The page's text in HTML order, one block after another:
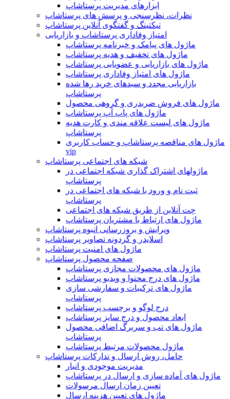
ابزارهای مدیریت پرستاشاپ
نظرات، نظرسنجی و پرسش های پرستاشاپ
تیکتینگ و گفتگوی آنلاین پرستاشاپ
امتیاز وفاداری پرستاشاپ و بازاریابی
ماژول های پیامک و خبرنامه پرستاشاپ
ماژول های تخفیف و هدیه پرستاشاپ
ماژول های بازاریابی و عضویابی پرستاشاپ
ماژول های امتیاز وفاداری پرستاشاپ
بازاریابی مجدد و سبدهای خرید رها شده
پرستاشاپ
ماژول های فروش ضربدری و گروهی محصول
ماژول های پاپ آپ پرستاشاپ
ماژول های لیست علاقه مندی و کارت هدیه
پرستاشاپ
ماژول های مناقصه پرستاشاپ و حساب کاربری
vip
شبکه های اجتماعی پرستاشاپ
ماژولهای اشتراک‌ گذاری شبکه اجتماعی در
پرستاشاپ
ثبت نام و ورود با شبکه های اجتماعی در
پرستاشاپ
چت آنلاین از طریق شبکه های اجتماعی
ماژول های ارتباط با مشتریان پرستاشاپ
ویرایش و بروزرسانی انبوه پرستاشاپ
اسلایدر و گردونه تصاویر پرستاشاپ
ماژول های امنیت پرستاشاپ
صفحه محصول پرستاشاپ
ماژول های محصولات مجازی پرستاشاپ
ماژول های درج محتوا و ویدیو پرستاشاپ
ماژول های ترکیبات و سفارشی سازی
پرستاشاپ
درج لوگو و برچسب پرستاشاپ
ابعاد محصول و درج سایز پرستاشاپ
ماژول های تب و سربرگ اضافی محصول
پرستاشاپ
ماژول محصولات مرتبط پرستاشاپ
حامل، روش ارسال و تدارکات پرستاشاپ
مدیریت موجودی و انبار
ماژول های آماده سازی و ارسال در پرستاشاپ
تعیین زمان ارسال مرسولات
ماژول های تعیین هزینه ارسال